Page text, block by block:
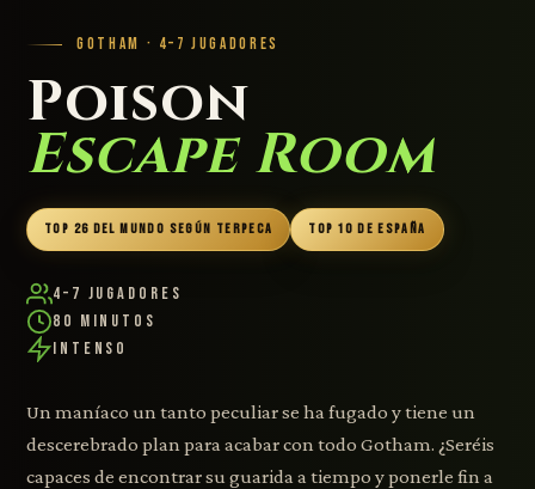
GOTHAM · 4–7 JUGADORES
Poison
Escape Room
TOP 26 DEL MUNDO SEGÚN TERPECA TOP 10 DE ESPAÑA
4–7 Jugadores
80 Minutos
Intenso
Un maníaco un tanto peculiar se ha fugado y tiene un
descerebrado plan para acabar con todo Gotham. ¿Seréis
capaces de encontrar su guarida a tiempo y ponerle fin a